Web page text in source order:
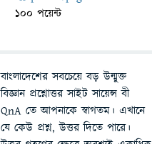
100 পয়েন্ট
বাংলাদেশের সবচেয়ে বড় উন্মুক্ত
বিজ্ঞান প্রশ্নোত্তর সাইট সায়েন্স বী
QnA তে আপনাকে স্বাগতম। এখানে
যে কেউ প্রশ্ন, উত্তর দিতে পারে।